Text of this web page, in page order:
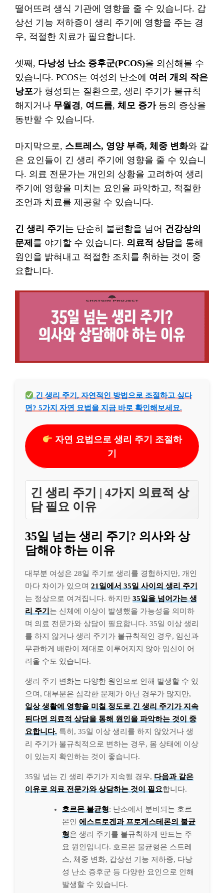
떨어뜨려 생식 기관에 영향을 줄 수 있습니다. 갑
상선 기능 저하증이 생리 주기에 영향을 주는 경
우, 적절한 치료가 필요합니다.
셋째, 다낭성 난소 증후군(PCOS)을 의심해볼 수
있습니다. PCOS는 여성의 난소에 여러 개의 작은
낭포가 형성되는 질환으로, 생리 주기가 불규칙
해지거나 무월경, 여드름, 체모 증가등의 증상을
동반할 수 있습니다.
마지막으로, 스트레스, 영양 부족, 체중 변화와 같
은 요인들이 긴 생리 주기에 영향을 줄 수 있습니
다. 의료 전문가는 개인의 상황을 고려하여 생리
주기에 영향을 미치는 요인을 파악하고, 적절한
조언과 치료를 제공할 수 있습니다.
긴 생리 주기 는 단순히 불편함을 넘어 건강상의
문제 를 야기할 수 있습니다. 의료적 상담을 통해
원인을 밝혀내고 적절한 조치를 취하는 것이 중
요합니다.
긴 생리 주기, 자연적인 방법으로 조절하고 싶다
면? 5가지 자연 요법을 지금 바로 확인해보세요.
자연 요법으로 생리 주기 조절하
기
긴 생리 주기 | 4가지 의료적 상
담 필요 이유
35일 넘는 생리 주기? 의사와 상
담해야 하는 이유
대부분 여성은 28일 주기로 생리를 경험하지만, 개인
마다 차이가 있으며 21일에서 35일 사이의 생리 주기
는 정상으로 여겨집니다. 하지만 35일을 넘어가는 생
리 주기는 신체에 이상이 발생했을 가능성을 의미하
며 의료 전문가와 상담이 필요합니다. 35일 이상 생리
를 하지 않거나 생리 주기가 불규칙적인 경우, 임신과
무관하게 배란이 제대로 이루어지지 않아 임신이 어
려울 수도 있습니다.
생리 주기 변화는 다양한 원인으로 인해 발생할 수 있
으며, 대부분은 심각한 문제가 아닌 경우가 많지만,
일상 생활에 영향을 미칠 정도로 긴 생리 주기가 지속
된다면 의료적 상담을 통해 원인을 파악하는 것이 중
요합니다. 특히, 35일 이상 생리를 하지 않았거나 생
리 주기가 불규칙적으로 변하는 경우, 몸 상태에 이상
이 있는지 확인하는 것이 좋습니다.
35일 넘는 긴 생리 주기가 지속될 경우, 다음과 같은
이유로 의료 전문가와 상담하는 것이 필요합니다.
호르몬 불균형: 난소에서 분비되는 호르
몬인 에스트로겐과 프로게스테론의 불균
형은 생리 주기를 불규칙하게 만드는 주
요 원인입니다. 호르몬 불균형은 스트레
스, 체중 변화, 갑상선 기능 저하증, 다낭
성 난소 증후군 등 다양한 요인으로 인해
발생할 수 있습니다.